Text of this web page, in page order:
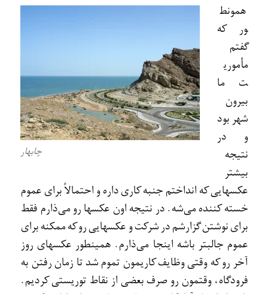
چابهار
همونط
ور که
گفتم
مأموري
ت ما
بيرون
شهر بود
و در
نتيجه
بيشتر
عکسهايی که انداختم جنبه کاری داره و احتمالاً برای عموم
خسته کننده می‌شه. در نتيجه اون عکسها رو می‌ذارم فقط
برای نوشتن گزارشم در شرکت و عکسهايی رو که ممکنه برای
عموم جالبتر باشه اينجا می‌ذارم. همينطور عکسهای روز
آخر رو که وقتی وظايف کاريمون تموم شد تا زمان رفتن به
فرودگاه، وقتمون رو صرف بعضی از نقاط توريستی کرديم.